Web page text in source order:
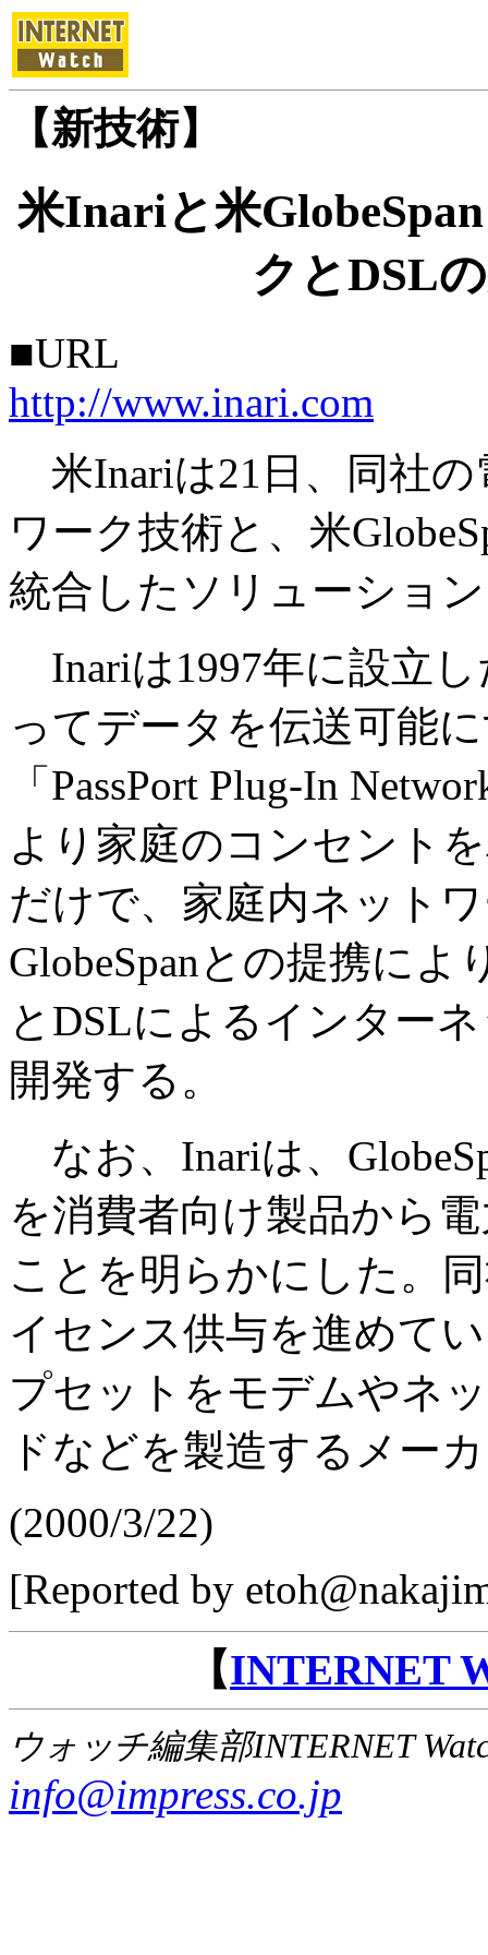
【新技術】
米Inariと米
クとDSL
■URL
http://www.inari.com
米Inariは21日、同社
ワーク技術と、米
統合したソリューショ
Inariは1997年に設立
ってデータを伝送可能
「PassPort Plug-In
より家庭のコンセント
だけで、家庭内ネット
GlobeSpanとの提携に
とDSLによるインター
開発する。
なお、Inariは、
を消費者向け製品から
ことを明らかにした。
イセンス供与を進めて
プセットをモデムやネ
ドなどを製造するメー
(2000/3/22)
[Reported by
【INTERNET
ウォッチ編集部INTERNET
info@impress.co.jp